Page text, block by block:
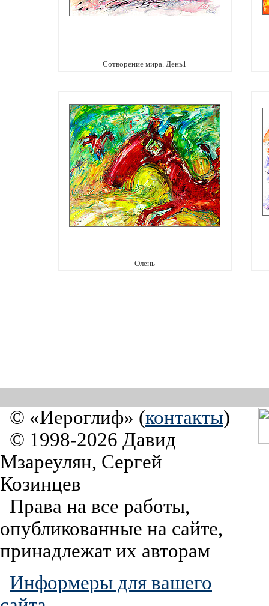
Сотворение мира. День1
Олень
© «Иероглиф» (контакты)
© 1998-2026 Давид
Мзареулян, Сергей
Козинцев
Права на все работы,
опубликованные на сайте,
принадлежат их авторам
Информеры для вашего